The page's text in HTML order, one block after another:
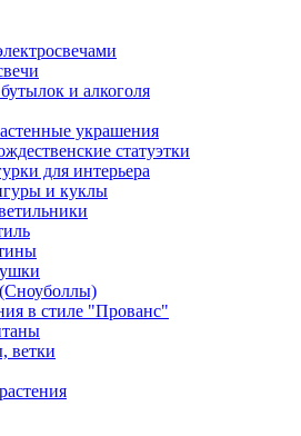
и алкоголя
украшения
статуэтки
для интерьера
и куклы
в стиле "Прованс"
ветки